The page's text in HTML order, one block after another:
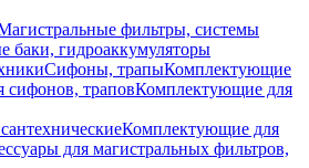
фильтры, системы
баки, гидроаккумуляторы
Сифоны, трапыКомплектующие
траповКомплектующие для
Комплектующие для
для магистральных фильтров,